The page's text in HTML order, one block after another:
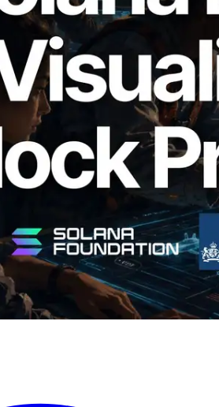
lanza el Solana Block
del tiempo de
por slot y del